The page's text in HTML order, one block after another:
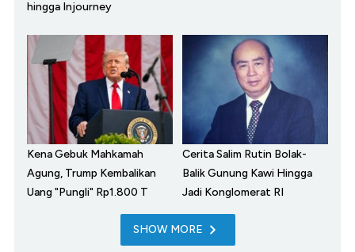
hingga Injourney
Kena Gebuk Mahkamah
Agung, Trump Kembalikan
Uang "Pungli" Rp1.800 T
Cerita Salim Rutin Bolak-
Balik Gunung Kawi Hingga
Jadi Konglomerat RI
SHOW MORE